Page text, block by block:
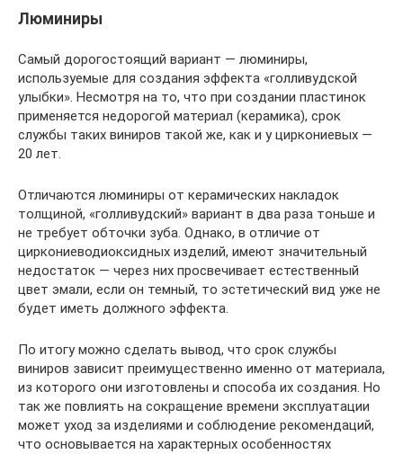
Люминиры
Самый дорогостоящий вариант — люминиры,
используемые для создания эффекта «голливудской
улыбки». Несмотря на то, что при создании пластинок
применяется недорогой материал (керамика), срок
службы таких виниров такой же, как и у циркониевых —
20 лет.
Отличаются люминиры от керамических накладок
толщиной, «голливудский» вариант в два раза тоньше и
не требует обточки зуба. Однако, в отличие от
циркониеводиоксидных изделий, имеют значительный
недостаток — через них просвечивает естественный
цвет эмали, если он темный, то эстетический вид уже не
будет иметь должного эффекта.
По итогу можно сделать вывод, что срок службы
виниров зависит преимущественно именно от материала,
из которого они изготовлены и способа их создания. Но
так же повлиять на сокращение времени эксплуатации
может уход за изделиями и соблюдение рекомендаций,
что основывается на характерных особенностях